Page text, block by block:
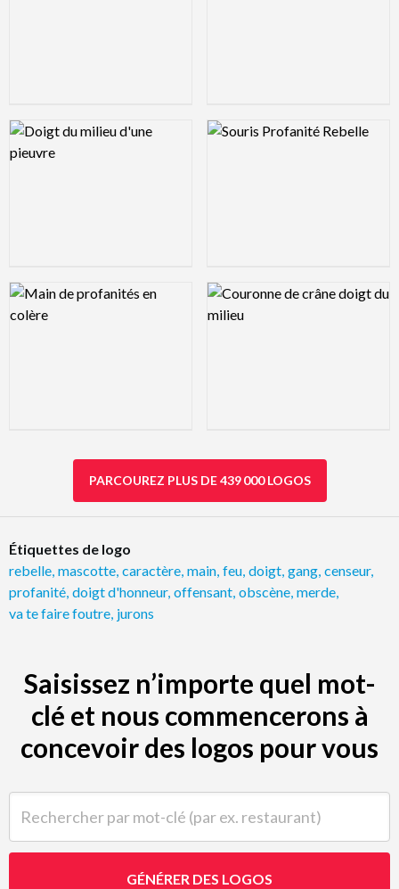
Logo Preview Image Logo Preview Image
Logo Preview Image Logo Preview Image
PARCOUREZ PLUS DE 439 000 LOGOS
Étiquettes de logo
rebelle mascotte caractère main feu doigt gang censeur,
profanité doigt d'honneur, offensant obscène merde
va te faire foutre jurons
Saisissez n’importe quel mot-
clé et nous commencerons à
concevoir des logos pour vous
GÉNÉRER DES LOGOS